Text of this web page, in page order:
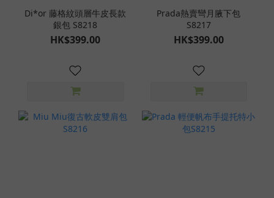
Di*or 藤格紋頭層牛皮長款
銀包 S8218
HK$399.00
Prada熱賣彎月腋下包
S8217
HK$399.00